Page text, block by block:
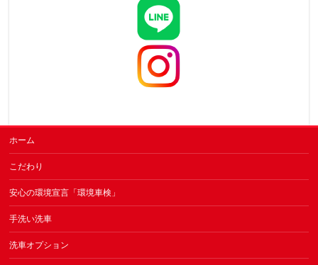
ホーム
こだわり
安心の環境宣言「環境車検」
手洗い洗車
洗車オプション